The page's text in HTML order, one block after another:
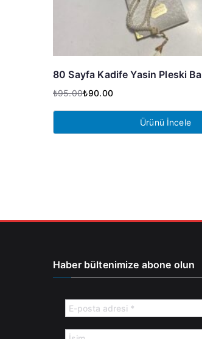
80 Sayfa Kadife Yasin Pleski
₺95.00
Orijinal
fiyat:
₺95.00.
₺90.00
Şu
andaki
fiyat:
Ürünü İncele
Haber bültenimize abone olun